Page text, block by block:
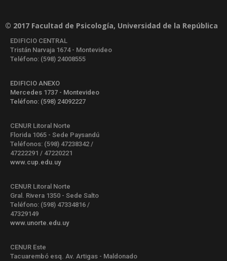
© 2017 Facultad de Psicología, Universidad de la República
EDIFICIO CENTRAL
Tristán Narvaja 1674 - Montevideo
Teléfono: (598) 24008555
EDIFICIO ANEXO
Mercedes 1737 - Montevideo
Teléfono: (598) 24092227
CENUR Litoral Norte
Florida 1065 - Sede Paysandú
Teléfonos: (598) 47238342 /
47222291 / 47220221
www.cup.edu.uy
CENUR Litoral Norte
Gral. Rivera 1350 - Sede Salto
Teléfono: (598) 47334816 /
47329149
www.unorte.edu.uy
CENUR Este
Tacuarembó esq. Av. Artigas - Maldonado